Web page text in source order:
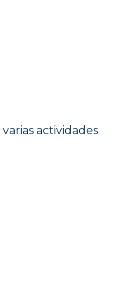
actividades